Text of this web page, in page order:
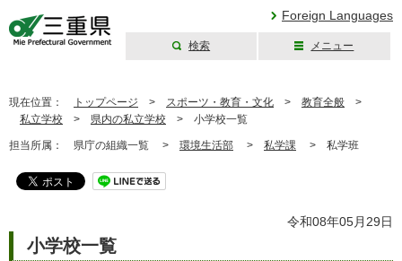
Foreign Languages
検索 メニュー
現在位置： トップページ > スポーツ・教育・文化 > 教育全般 >
私立学校 > 県内の私立学校 > 小学校一覧
担当所属： 県庁の組織一覧 > 環境生活部 > 私学課 > 私学班
令和08年05月29日
小学校一覧